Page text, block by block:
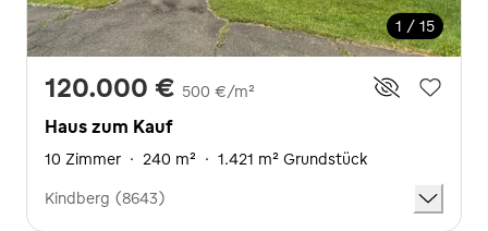
1 / 15
120.000 € 500 €/m²
Haus zum Kauf
10 Zimmer · 240 m² · 1.421 m² Grundstück
Kindberg (8643)